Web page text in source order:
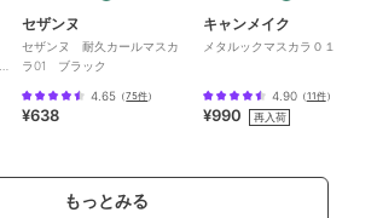
セザンヌ
セザンヌ 耐久カールマスカ
ラ01 ブラック
4.65 （75件）
¥638
キャンメイク
メタルックマスカラ０１
4.90（11件）
¥990 再入荷
もっとみる